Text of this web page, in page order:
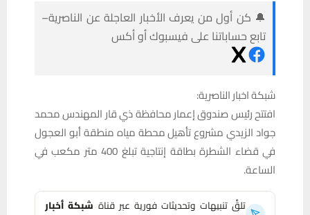
🔔 كن أول من يعرف الأخبار العاجلة عن الناصرية–
تابع حساباتنا على فيسبوك أو أكس
شبكة اخبار الناصرية:
افتتح رئيس صندوق إعمار محافظة ذي قار المهندس محمد
جواد الزيدي مشروع تأهيل محطة مياه منطقة أبو العجول
في قضاء الشطرة بطاقة إنتاجية تبلغ 400 متر مكعب في
الساعة.
تلقَّ تنبيهات وتحديثات فورية عبر قناة شبكة أخبار